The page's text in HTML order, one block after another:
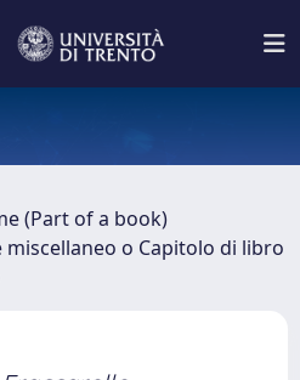
(Part of a book)
miscellaneo o Capitolo di libro